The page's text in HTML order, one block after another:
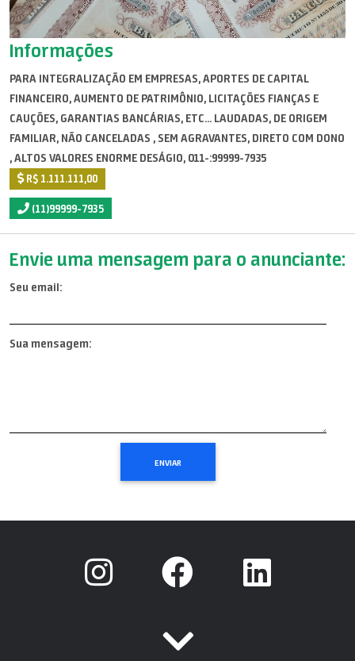
Informações
PARA INTEGRALIZAÇÃO EM EMPRESAS, APORTES DE CAPITAL
FINANCEIRO, AUMENTO DE PATRIMÔNIO, LICITAÇÕES FIANÇAS E
CAUÇÕES, GARANTIAS BANCÁRIAS, ETC... LAUDADAS, DE ORIGEM
FAMILIAR, NÃO CANCELADAS , SEM AGRAVANTES, DIRETO COM DONO
, ALTOS VALORES ENORME DESÁGIO, 011-:99999-7935
R$ 1.111.111,00
(11)99999-7935
Envie uma mensagem para o anunciante:
Seu email:
Sua mensagem: